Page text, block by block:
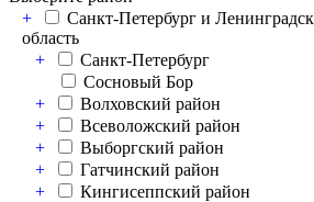
+
Санкт-Петербург и
область
+
Санкт-Петербург
Сосновый Бор
+
Волховский район
+
Всеволожский район
+
Выборгский район
+
Гатчинский район
+
Кингисеппский район